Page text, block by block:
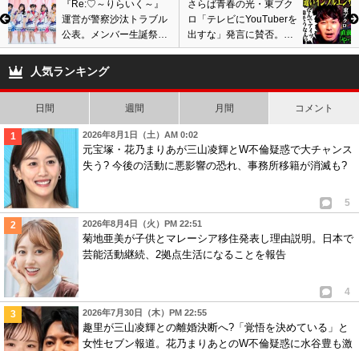
『Re:♡～りらいく～』
運営が警察沙汰トラブル
公表。メンバー生誕祭で
ぬいぐるみの中からGPS
発見で騒動に
さらば青春の光・東ブク
ロ「テレビにYouTuberを
出すな」発言に賛否。イ
ンフルエンサーの言動に
人気ランキング
日間 週間 月間 コメント
2026年8月1日（土）AM 0:02
元宝塚・花乃まりあが三山凌輝とW不倫疑惑で大チャンス
失う? 今後の活動に悪影響の恐れ、事務所移籍が消滅も?
5
2026年8月4日（火）PM 22:51
菊地亜美が子供とマレーシア移住発表し理由説明。日本で
芸能活動継続、2拠点生活になることを報告
4
2026年7月30日（木）PM 22:55
趣里が三山凌輝との離婚決断へ?「覚悟を決めている」と
女性セブン報道。花乃まりあとのW不倫疑惑に水谷豊も激